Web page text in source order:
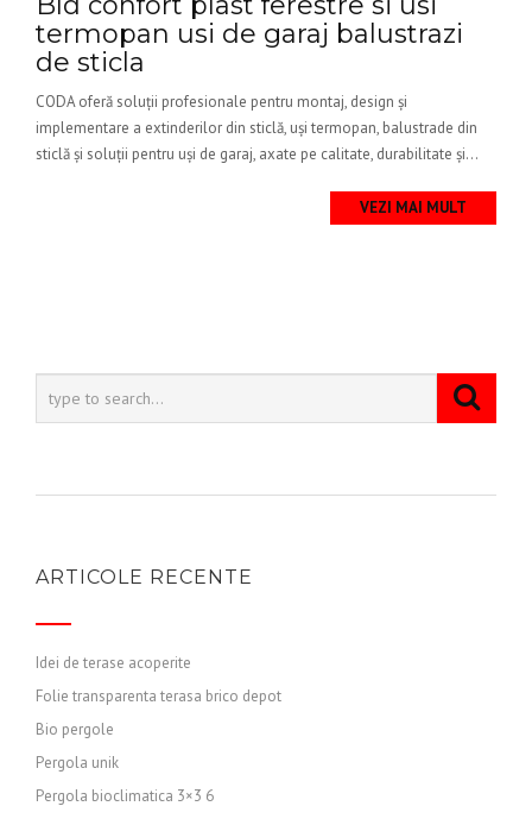
termopan usi de garaj balustrazi
de sticla
CODA oferă soluții profesionale pentru montaj, design și
implementare a extinderilor din sticlă, uși termopan, balustrade din
sticlă și soluții pentru uși de garaj, axate pe calitate, durabilitate și...
VEZI MAI MULT
ARTICOLE RECENTE
Idei de terase acoperite
Folie transparenta terasa brico depot
Bio pergole
Pergola unik
Pergola bioclimatica 3×3 6